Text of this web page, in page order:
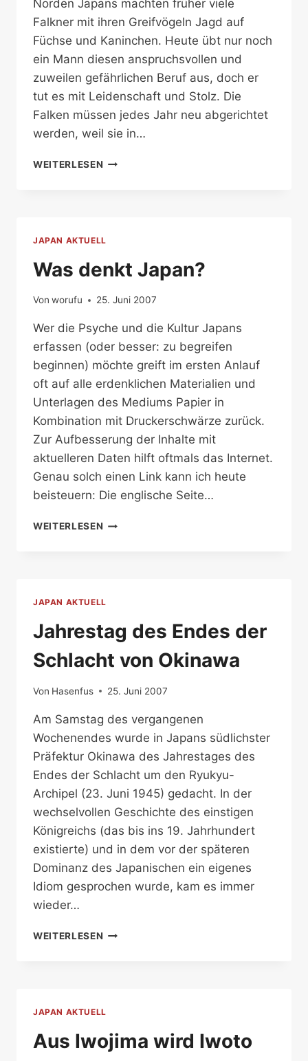
Norden Japans machten früher viele
Falkner mit ihren Greifvögeln Jagd auf
Füchse und Kaninchen. Heute übt nur noch
ein Mann diesen anspruchsvollen und
zuweilen gefährlichen Beruf aus, doch er
tut es mit Leidenschaft und Stolz. Die
Falken müssen jedes Jahr neu abgerichtet
werden, weil sie in…
WEITERLESEN MO,
JAPAN AKTUELL
Was denkt Japan?
Von worufu 25. Juni 2007
Wer die Psyche und die Kultur Japans
erfassen (oder besser: zu begreifen
beginnen) möchte greift im ersten Anlauf
oft auf alle erdenklichen Materialien und
Unterlagen des Mediums Papier in
Kombination mit Druckerschwärze zurück.
Zur Aufbesserung der Inhalte mit
aktuelleren Daten hilft oftmals das Internet.
Genau solch einen Link kann ich heute
beisteuern: Die englische Seite…
WEITERLESEN WAS
JAPAN AKTUELL
Jahrestag des Endes der
Schlacht von Okinawa
Von Hasenfus 25. Juni 2007
Am Samstag des vergangenen
Wochenendes wurde in Japans südlichster
Präfektur Okinawa des Jahrestages des
Endes der Schlacht um den Ryukyu-
Archipel (23. Juni 1945) gedacht. In der
wechselvollen Geschichte des einstigen
Königreichs (das bis ins 19. Jahrhundert
existierte) und in dem vor der späteren
Dominanz des Japanischen ein eigenes
Idiom gesprochen wurde, kam es immer
wieder…
WEITERLESEN JAHRESTAG
JAPAN AKTUELL
Aus Iwojima wird Iwoto